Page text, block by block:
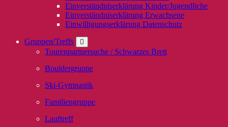
Einverständniserklärung Kinder/Jugendliche
Einverständniserklärung Erwachsene
Einwilligungserklärung Datenschutz
Gruppen/Treffs
Tourenpartnersuche / Schwarzes Brett
Bouldergruppe
Ski-Gymnastik
Familiengruppe
Lauftreff